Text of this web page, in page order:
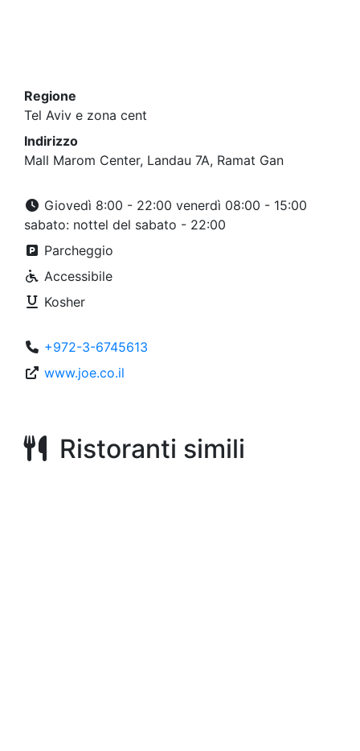
Regione
Tel Aviv e zona cent
Indirizzo
Mall Marom Center, Landau 7A, Ramat Gan
Giovedì 8:00 - 22:00 venerdì 08:00 - 15:00
sabato: nottel del sabato - 22:00
Parcheggio
Accessibile
Kosher
+972-3-6745613
www.joe.co.il
Ristoranti simili